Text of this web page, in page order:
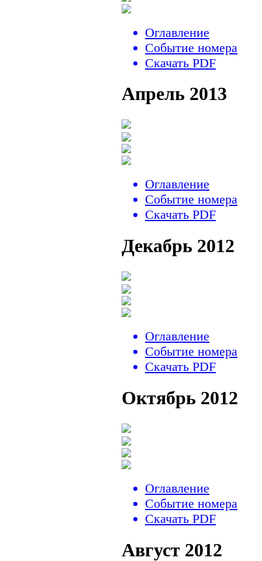
Оглавление
Событие номера
Скачать PDF
Апрель 2013
Оглавление
Событие номера
Скачать PDF
Декабрь 2012
Оглавление
Событие номера
Скачать PDF
Октябрь 2012
Оглавление
Событие номера
Скачать PDF
Август 2012